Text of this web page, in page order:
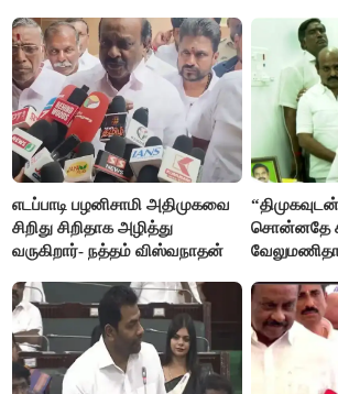
எடப்பாடி பழனிசாமி அதிமுகவை
சிறிது சிறிதாக அழித்து
வருகிறார்- நத்தம் விஸ்வநாதன்
சொன்னதே